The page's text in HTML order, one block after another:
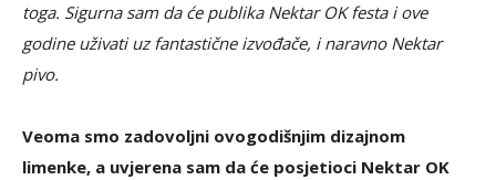
toga. Sigurna sam da će publika Nektar OK festa i ove
godine uživati uz fantastične izvođače, i naravno Nektar
pivo.
Veoma smo zadovoljni ovogodišnjim dizajnom
limenke, a uvjerena sam da će posjetioci Nektar OK